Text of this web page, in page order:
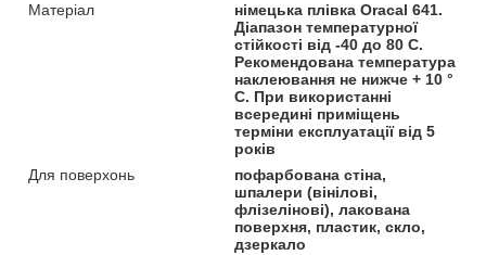
Матеріал
німецька плівка Oracal 641.
Діапазон температурної
стійкості від -40 до 80 С.
Рекомендована температура
наклеювання не нижче + 10 °
С. При використанні
всередині приміщень
терміни експлуатації від 5
років
Для поверхонь
пофарбована стіна,
шпалери (вінілові,
флізелінові), лакована
поверхня, пластик, скло,
дзеркало